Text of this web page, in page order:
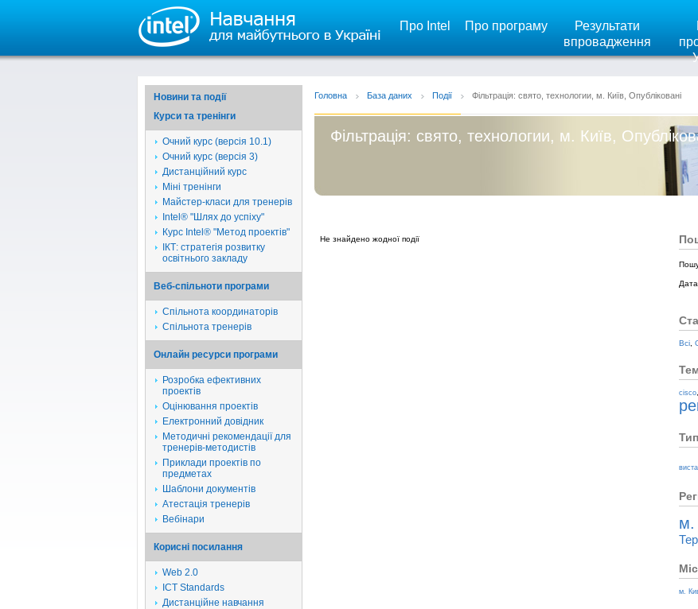
Про Intel Про програму
Результати
впровадження
Новини та події
Курси та тренінги
Очний курс (версія 10.1)
Очний курс (версія 3)
Дистанційний курс
Міні тренінги
Майстер-класи для тренерів
Intel® "Шлях до успіху"
Курс Intel® "Метод проектів"
ІКТ: стратегія розвитку
освітнього закладу
Веб-спільноти програми
Спільнота координаторів
Спільнота тренерів
Онлайн ресурси програми
Розробка ефективних
проектів
Оцінювання проектів
Електронний довідник
Методичні рекомендації для
тренерів-методистів
Приклади проектів по
предметах
Шаблони документів
Атестація тренерів
Вебінари
Корисні посилання
Web 2.0
ICT Standards
Дистанційне навчання
Головна База даних Події Фільтрація: свято, технологии, м. Київ, Опубліковані
Фільтрація: свято, технологии, м. Київ,
Не знайдено жодної події
Всі
cisco
Тип
м.
м.